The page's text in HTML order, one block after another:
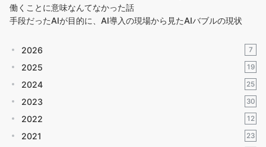
働くことに意味なんてなかった話
手段だったAIが目的に、AI導入の現場から見たAIバブルの現状
2026 7
2025 19
2024 25
2023 30
2022 12
2021 23